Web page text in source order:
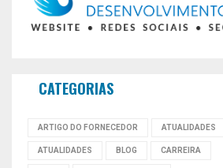
CATEGORIAS
ARTIGO DO FORNECEDOR ATUALIDADES
ATUALIDADES BLOG CARREIRA